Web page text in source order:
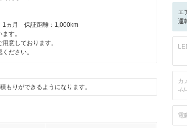
1ヵ月 保証距離：1,000km
す。
意しております。
ださい。
もりができるようになります。
エ
運
カ
電